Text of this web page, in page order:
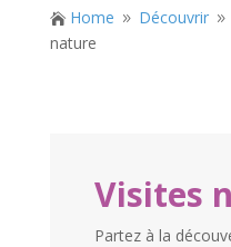
 Home 9 Découvrir 9
nature
Visites
Partez à la